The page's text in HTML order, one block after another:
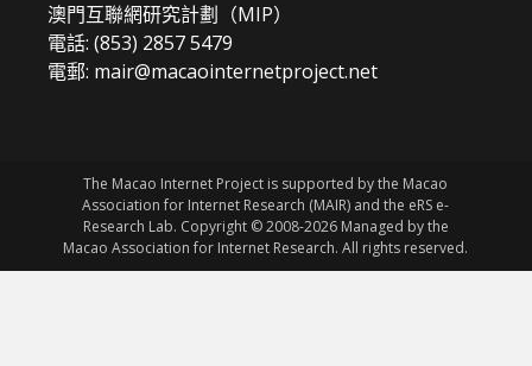
澳門互聯網研究計劃（MIP）
電話: (853) 2857 5479
電郵: mair@macaointernetproject.net
The Macao Internet Project is supported by the Macao
Association for Internet Research (MAIR) and the eRS e-
Research Lab. Copyright © 2008-2026 Managed by the
Macao Association for Internet Research. All rights reserved.